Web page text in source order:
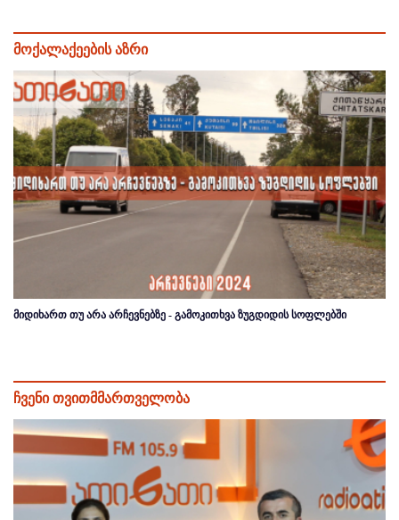
მოქალაქეების აზრი
მიდიხართ თუ არა არჩევნებზე - გამოკითხვა ზუგდიდის სოფლებში
ჩვენი თვითმმართველობა